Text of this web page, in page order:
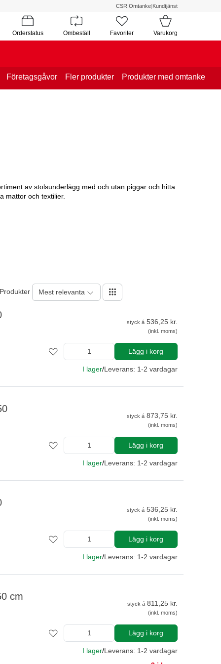
CSR|Omtanke|Kundtjänst
Orderstatus Ombeställ Favoriter Varukorg
Företagsgåvor Fler produkter Produkter med omtanke
av stolsunderlägg med och utan piggar och hitta
mattor och textilier.
Mest relevanta
styck á 536,25 kr.
(inkl. moms)
Lägg i korg
I lager/Leverans: 1-2 vardagar
styck á 873,75 kr.
(inkl. moms)
Lägg i korg
I lager/Leverans: 1-2 vardagar
styck á 536,25 kr.
(inkl. moms)
Lägg i korg
I lager/Leverans: 1-2 vardagar
cm
styck á 811,25 kr.
(inkl. moms)
Lägg i korg
I lager/Leverans: 1-2 vardagar